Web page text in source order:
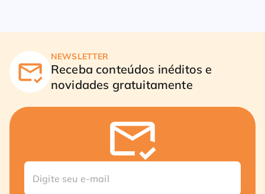
NEWSLETTER
Receba conteúdos inéditos e
novidades gratuitamente